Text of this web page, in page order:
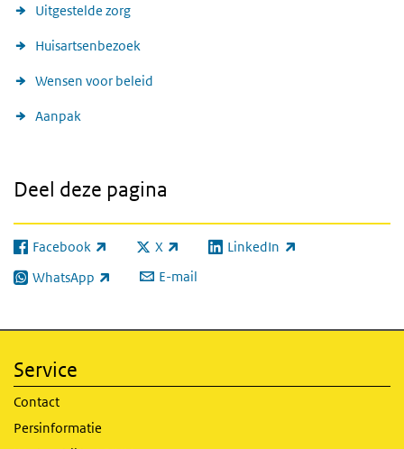
Uitgestelde zorg
Huisartsenbezoek
Wensen voor beleid
Aanpak
Deel deze pagina
Facebook
(externe link) X
(externe link) LinkedIn
(externe link)
WhatsApp
(externe link) E-mail
Service
Contact
Persinformatie